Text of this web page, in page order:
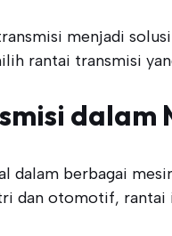
menjadi
rantai transmisi
dalam
dalam berbagai
dan otomotif,